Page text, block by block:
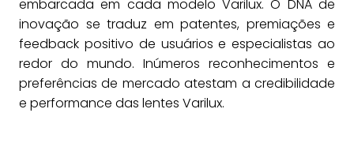
embarcada em cada modelo Varilux. O DNA de
inovação se traduz em patentes, premiações e
feedback positivo de usuários e especialistas ao
redor do mundo. Inúmeros reconhecimentos e
preferências de mercado atestam a credibilidade
e performance das lentes Varilux.